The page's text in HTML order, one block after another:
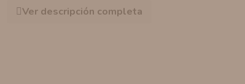
Ver descripción completa